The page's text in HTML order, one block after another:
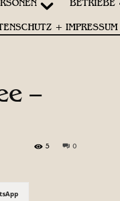
BETRIEBE
+ IMPRESSUM
–
0
5